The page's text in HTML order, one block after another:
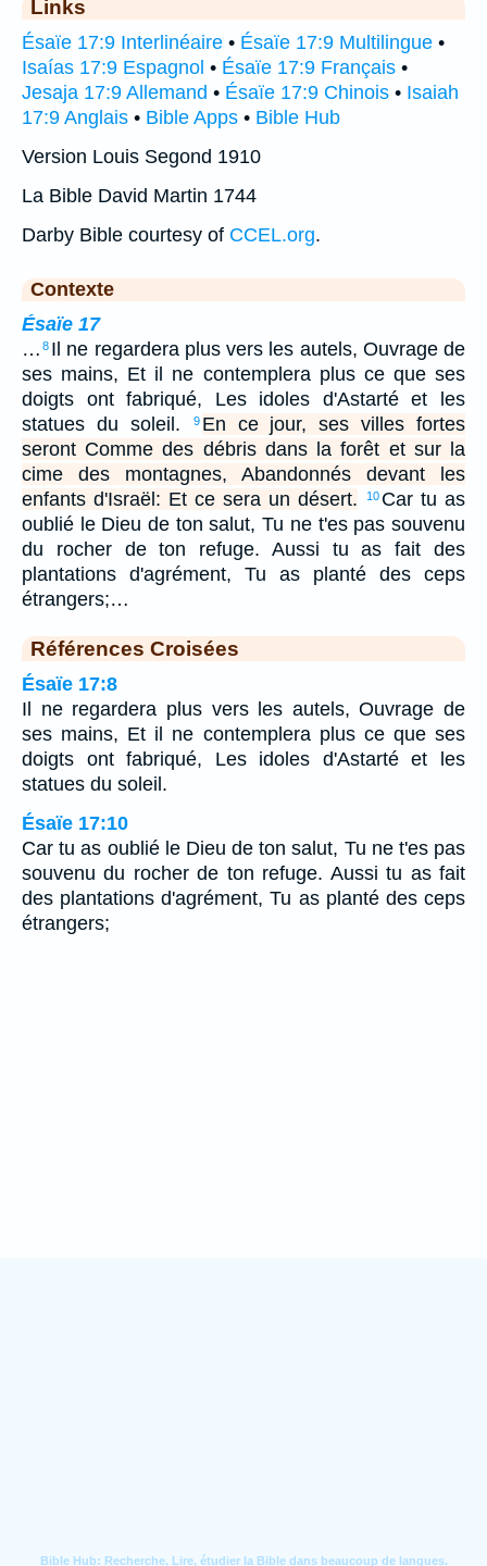
Links
Ésaïe 17:9 Interlinéaire • Ésaïe 17:9 Multilingue •
Isaías 17:9 Espagnol • Ésaïe 17:9 Français •
Jesaja 17:9 Allemand • Ésaïe 17:9 Chinois • Isaiah
17:9 Anglais • Bible Apps • Bible Hub
Version Louis Segond 1910
La Bible David Martin 1744
Darby Bible courtesy of CCEL.org.
Contexte
Ésaïe 17
… 8 Il ne regardera plus vers les autels, Ouvrage de
ses mains, Et il ne contemplera plus ce que ses
doigts ont fabriqué, Les idoles d'Astarté et les
statues du soleil.
9 En ce jour, ses villes fortes
seront Comme des débris dans la forêt et sur la
cime des montagnes, Abandonnés devant les
enfants d'Israël: Et ce sera un désert.
10 Car tu as
oublié le Dieu de ton salut, Tu ne t'es pas souvenu
du rocher de ton refuge. Aussi tu as fait des
plantations d'agrément, Tu as planté des ceps
étrangers;…
Références Croisées
Ésaïe 17:8
Il ne regardera plus vers les autels, Ouvrage de
ses mains, Et il ne contemplera plus ce que ses
doigts ont fabriqué, Les idoles d'Astarté et les
statues du soleil.
Ésaïe 17:10
Car tu as oublié le Dieu de ton salut, Tu ne t'es pas
souvenu du rocher de ton refuge. Aussi tu as fait
des plantations d'agrément, Tu as planté des ceps
étrangers;